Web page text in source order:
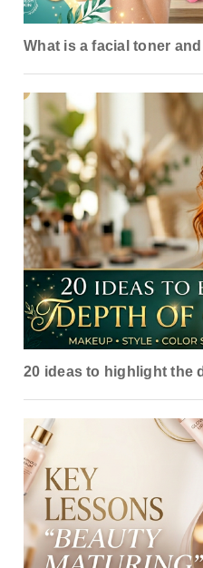
What is a facial toner
20 ideas to highlight the